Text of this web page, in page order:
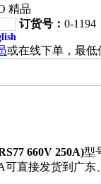
精品
订货号： 0-1194
或在线下单，最低
660V 250A)型
可直接发货到广